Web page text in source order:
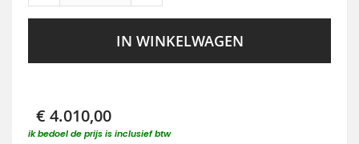
IN WINKELWAGEN
€ 4.010,00
ik bedoel de prijs is inclusief btw